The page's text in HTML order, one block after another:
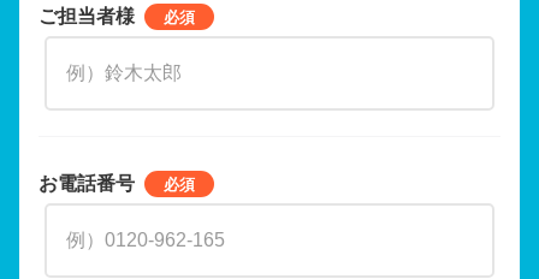
ご担当者様
お電話番号